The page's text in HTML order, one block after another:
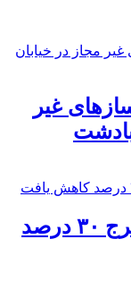
غیر
️قیمت مسکن در کرج ۳۰ درصد